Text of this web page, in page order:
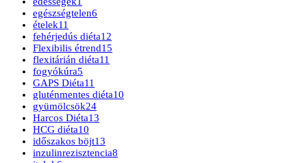
egészségtelen6
ételek11
fehérjedús diéta12
Flexibilis étrend15
flexitárián diéta11
fogyókúra5
GAPS Diéta11
gluténmentes diéta10
gyümölcsök24
Harcos Diéta13
HCG diéta10
időszakos böjt13
inzulinrezisztencia8